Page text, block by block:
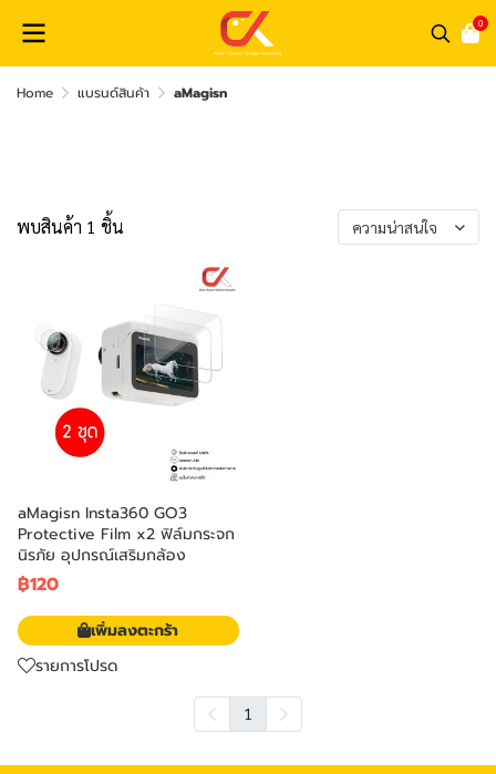
0
Home แบรนด์สินค้า aMagisn
พบสินค้า 1 ชิ้น ความน่าสนใจ
aMagisn Insta360 GO3
Protective Film x2 ฟิล์มกระจก
นิรภัย อุปกรณ์เสริมกล้อง
฿120
เพิ่มลงตะกร้า
รายการโปรด
1